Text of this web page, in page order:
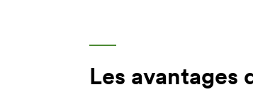
Les avantages